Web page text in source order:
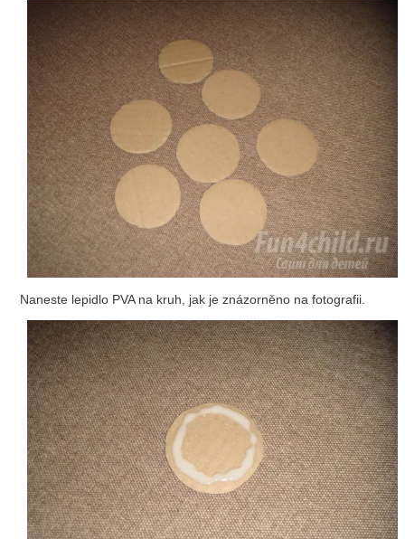
Naneste lepidlo PVA na kruh, jak je znázorněno na fotografii.